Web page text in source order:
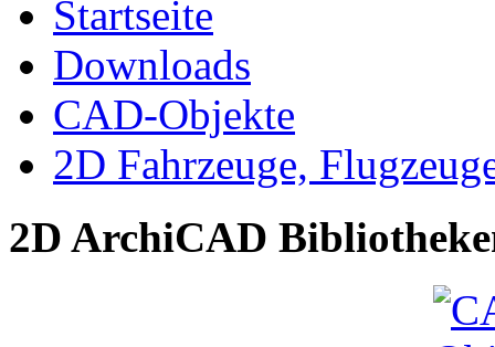
Startseite
Downloads
CAD-Objekte
2D Fahrzeuge,
2D ArchiCAD